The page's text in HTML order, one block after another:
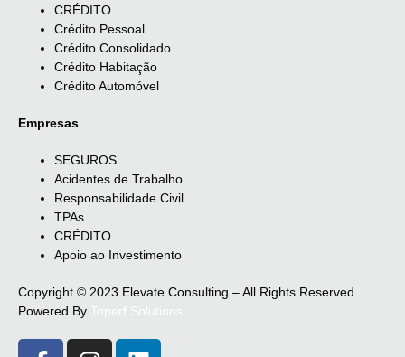
CRÉDITO
Crédito Pessoal
Crédito Consolidado
Crédito Habitação
Crédito Automóvel
Empresas
SEGUROS
Acidentes de Trabalho
Responsabilidade Civil
TPAs
CRÉDITO
Apoio ao Investimento
Copyright © 2023 Elevate Consulting – All Rights Reserved.
Powered By